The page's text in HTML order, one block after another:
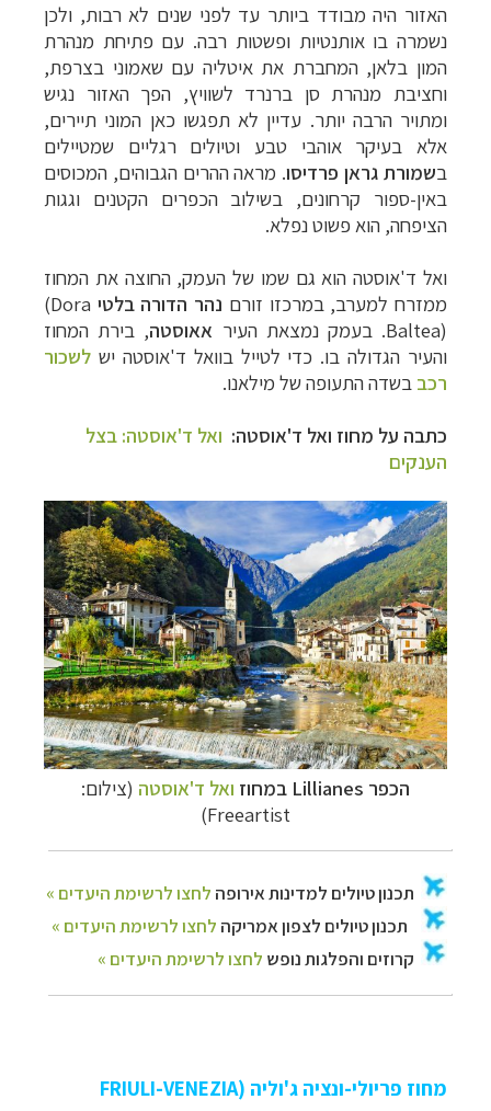
האזור היה מבודד ביותר עד לפני שנים לא רבות, ולכן
נשמרה בו אותנטיות ופשטות רבה. עם פתיחת מנהרת
המון בלאן, המחברת את איטליה עם שאמוני בצרפת,
וחציבת מנהרת סן ברנרד לשוויץ, הפך האזור נגיש
ומתויר הרבה יותר. עדיין לא תפגשו כאן המוני תיירים,
אלא בעיקר אוהבי טבע וטיולים רגליים שמטיילים
בשמורת גראן פרדיסו. מראה ההרים הגבוהים, המכוסים
באין-ספור קרחונים, בשילוב הכפרים הקטנים וגגות
הציפחה, הוא פשוט נפלא.
ואל ד'אוסטה הוא גם שמו של העמק, החוצה את המחוז
ממזרח למערב, במרכזו זורם נהר הדורה בלטי (Dora
Baltea). בעמק נמצאת העיר אאוסטה, בירת המחוז
והעיר הגדולה בו. כדי לטייל בוואל ד'אוסטה יש לשכור
רכב בשדה התעופה של מילאנו.
כתבה על מחוז ואל ד'אוסטה: ואל ד'אוסטה: בצל
הענקים
הכפר Lillianes ב מחוז ואל ד'אוסטה (צילום:
Freeartist)
מחוז פריולי-ונציה ג'וליה (FRIULI-VENEZIA